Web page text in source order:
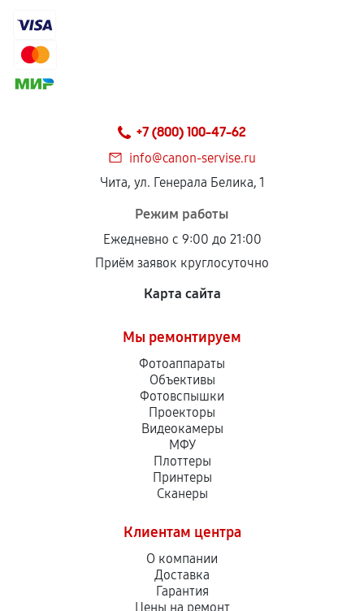
+7 (800) 100-47-62
info@canon-servise.ru
Чита, ул. Генерала Белика, 1
Режим работы
Ежедневно с 9:00 до 21:00
Приём заявок круглосуточно
Карта сайта
Мы ремонтируем
Фотоаппараты
Объективы
Фотовспышки
Проекторы
Видеокамеры
МФУ
Плоттеры
Принтеры
Сканеры
Клиентам центра
О компании
Доставка
Гарантия
Цены на ремонт